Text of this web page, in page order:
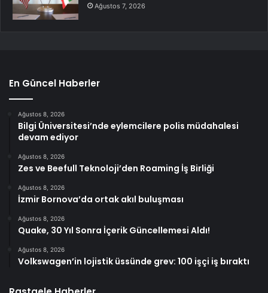
Ağustos 7, 2026
En Güncel Haberler
Ağustos 8, 2026
Bilgi Üniversitesi’nde eylemcilere polis müdahalesi
devam ediyor
Ağustos 8, 2026
Zes ve Beefull Teknoloji’den Roaming İş Birliği
Ağustos 8, 2026
İzmir Bornova’da ortak akıl buluşması
Ağustos 8, 2026
Quake, 30 Yıl Sonra İçerik Güncellemesi Aldı!
Ağustos 8, 2026
Volkswagen’in lojistik üssünde grev: 100 işçi iş bıraktı